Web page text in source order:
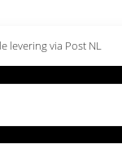
levering via Post NL